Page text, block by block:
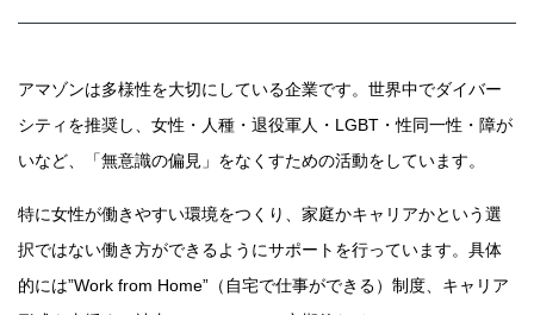
アマゾンは多様性を大切にしている企業です。世界中でダイバー
シティを推奨し、女性・人種・退役軍人・LGBT・性同一性・障が
いなど、「無意識の偏見」をなくすための活動をしています。
特に女性が働きやすい環境をつくり、家庭かキャリアかという選
択ではない働き方ができるようにサポートを行っています。具体
的には”Work from Home”（自宅で仕事ができる）制度、キャリア